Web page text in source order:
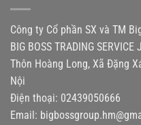
Công ty Cổ phần SX và TM
BIG BOSS TRADING
Thôn Hoàng Long, Xã Đặng
Nội
Điện thoại: 02439050666
Email: